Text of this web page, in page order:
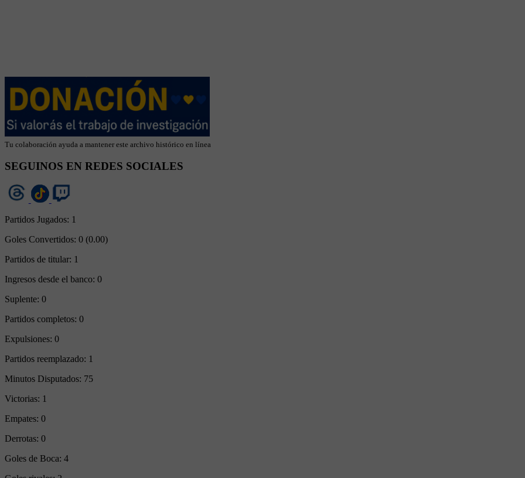
Tu colaboración ayuda a mantener este archivo histórico en línea
SEGUINOS EN REDES SOCIALES
Partidos Jugados: 1
Goles Convertidos: 0 (0.00)
Partidos de titular: 1
Ingresos desde el banco: 0
Suplente: 0
Partidos completos: 0
Expulsiones: 0
Partidos reemplazado: 1
Minutos Disputados: 75
Victorias: 1
Empates: 0
Derrotas: 0
Goles de Boca: 4